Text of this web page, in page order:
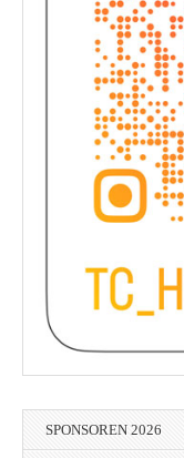
SPONSOREN 2026